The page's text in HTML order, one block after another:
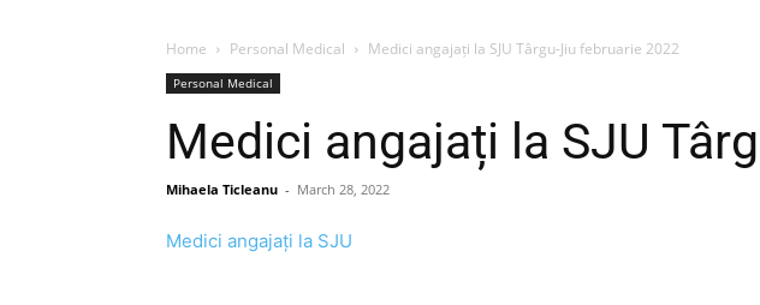
Home Personal Medical Medici angajați la SJU Târgu-Jiu februarie 2022
Personal Medical
Medici angajați la SJU
Mihaela Ticleanu - March 28, 2022
Medici angajați la SJU